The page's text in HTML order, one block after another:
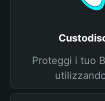
Proteggi i tuo